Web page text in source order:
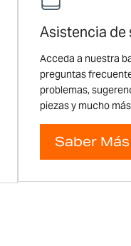
Asistencia de
Acceda a nuestra
preguntas
problemas,
piezas y mucho
Saber Más